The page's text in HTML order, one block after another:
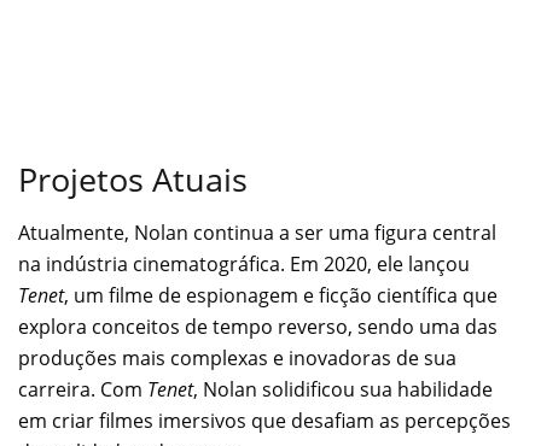
Projetos Atuais
Atualmente, Nolan continua a ser uma figura central
na indústria cinematográfica. Em 2020, ele lançou
Tenet, um filme de espionagem e ficção científica que
explora conceitos de tempo reverso, sendo uma das
produções mais complexas e inovadoras de sua
carreira. Com Tenet, Nolan solidificou sua habilidade
em criar filmes imersivos que desafiam as percepções